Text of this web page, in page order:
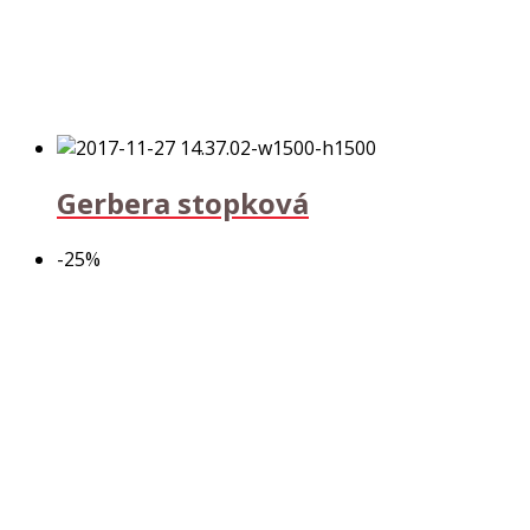
Gerbera stopková
-25%